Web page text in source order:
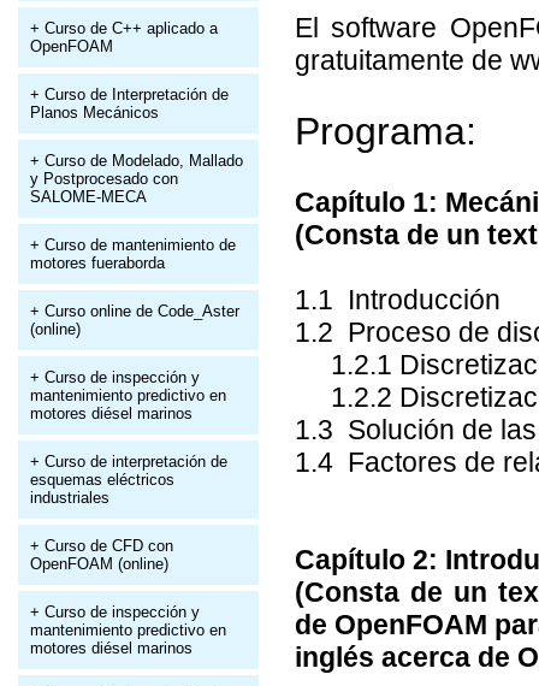
+ Curso de C++ aplicado a
OpenFOAM
+ Curso de Interpretación de
Planos Mecánicos
+ Curso de Modelado, Mallado
y Postprocesado con
SALOME-MECA
+ Curso de mantenimiento de
motores fueraborda
+ Curso online de Code_Aster
(online)
+ Curso de inspección y
mantenimiento predictivo en
motores diésel marinos
+ Curso de interpretación de
esquemas eléctricos
industriales
+ Curso de CFD con
OpenFOAM (online)
+ Curso de inspección y
mantenimiento predictivo en
motores diésel marinos
El software
gratuitamente de
Programa:
Capítulo 1:
(Consta de un
1.1 Introducción
1.2 Proceso de
1.2.1
1.2.2
1.3 Solución de
1.4 Factores de
Capítulo 2:
(Consta de un
de OpenFOAM
inglés acerca de